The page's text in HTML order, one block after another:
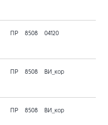
ПР 8508 04120
ПР 8508 ВИ_кор
ПР 8508 ВИ_кор